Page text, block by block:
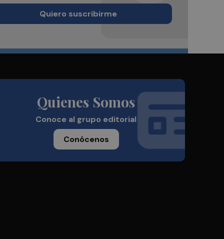
Quiero suscribirme
Quienes Somos
Conoce al grupo editorial
Conócenos